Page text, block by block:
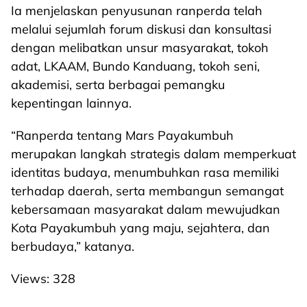
Ia menjelaskan penyusunan ranperda telah
melalui sejumlah forum diskusi dan konsultasi
dengan melibatkan unsur masyarakat, tokoh
adat, LKAAM, Bundo Kanduang, tokoh seni,
akademisi, serta berbagai pemangku
kepentingan lainnya.
“Ranperda tentang Mars Payakumbuh
merupakan langkah strategis dalam memperkuat
identitas budaya, menumbuhkan rasa memiliki
terhadap daerah, serta membangun semangat
kebersamaan masyarakat dalam mewujudkan
Kota Payakumbuh yang maju, sejahtera, dan
berbudaya,” katanya.
Views: 328